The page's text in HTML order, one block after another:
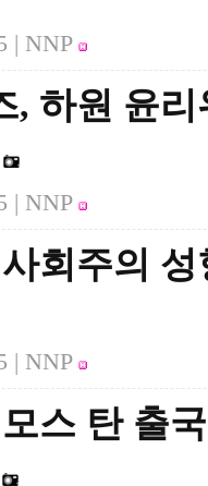
| NNP
, 하원 윤
| NNP
회주의
| NNP
스 탄 출